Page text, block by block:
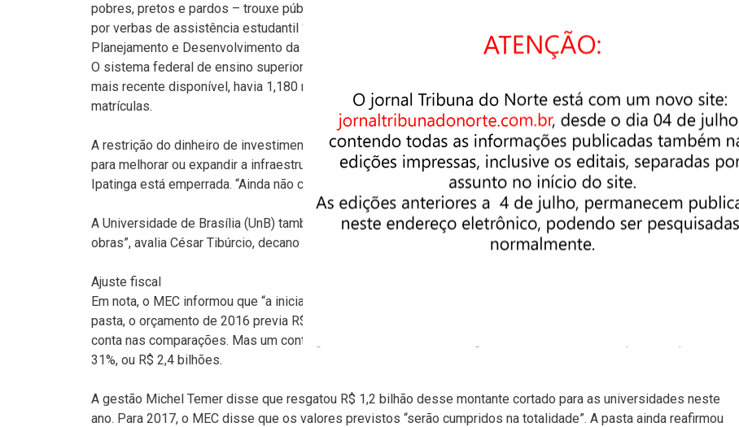
pobres, pretos e pardos – trouxe público mais diverso ao ensino superior público. Com isso, cresceu a pressão
por verbas de assistência estudantil “Temos grande demanda por restaurantes e bolsas”, afirma o pró-reitor de
Planejamento e Desenvolvimento da Universidade Federal de Ouro Preto (Ufop), Rodrigo Bianchi.
O sistema federal de ensino superior teve forte aumento na quantidade de vagas na graduação. Em 2014, dado
mais recente disponível, havia 1,180 milhão de alunos na rede. Em 2004, as instituições federais reuniam 574 mil
matrículas.
A restrição do dinheiro de investimento – para obras, reformas e compra de equipamentos – sinaliza dificuldades
para melhorar ou expandir a infraestrutura. Na Ufop, a criação do novo curso de Medicina na cidade mineira de
Ipatinga está emperrada. “Ainda não começamos a obra dessecâmpus por falta de recursos”, diz Bianchi.
A Universidade de Brasília (UnB) também revê seus planos. “Provavelmente vamos reduzir o ritmo das nossas
obras”, avalia César Tibúrcio, decano de Orçamento e Planejamento.
Ajuste fiscal
Em nota, o MEC informou que “a iniciativa se alinha ao equilíbrio fiscal para que o País saia da crise”. Segundo a
pasta, o orçamento de 2016 previa R$ 7,9 bilhões para as federais. É esse orçamento que os gestores levam em
conta nas comparações. Mas um contingenciamento, feito ainda na gestão Dilma Rousseff, impôs redução de
31%, ou R$ 2,4 bilhões.
A gestão Michel Temer disse que resgatou R$ 1,2 bilhão desse montante cortado para as universidades neste
ano. Para 2017, o MEC disse que os valores previstos “serão cumpridos na totalidade”. A pasta ainda reafirmou